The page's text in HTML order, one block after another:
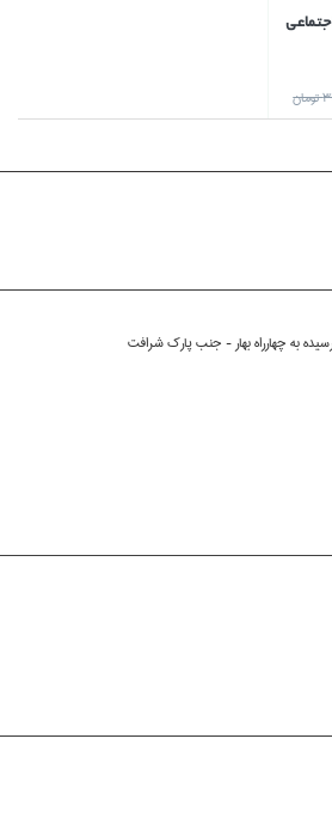
به چهارراه بهار - جنب پارك شرافت